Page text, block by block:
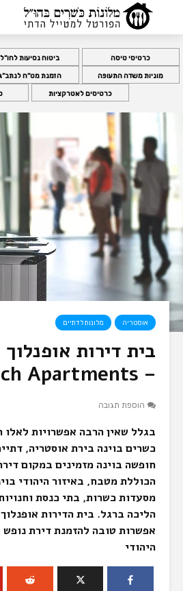
כרטיסי טיסה ביטוח נסיעות לחו”ל
מוניות משדה התעופה הזמנת מט”ח
כרטיסים לאטרקציות
אוסטריה מלונות לדתיים
בית דירות
– Ofenloch Apartments
הוספת תגובה
בגלל שאין הרבה אפשרויות
כשרים בוינה בירת אוסטריה,
חופשה בוינה מזמינים במקום
הכוללת מטבח, באיזור היהודי
מסעדות כשרות, בתי כנסת
הליכה ברגל. בית הדירות
אפשרות טובה להזמנת דירת נופש
היהודי